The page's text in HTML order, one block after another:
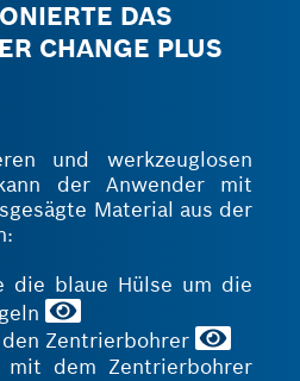
DAS
CHANGE PLUS
und werkzeuglosen
der Anwender mit
Material aus der
die blaue Hülse um die
Zentrierbohrer
dem Zentrierbohrer